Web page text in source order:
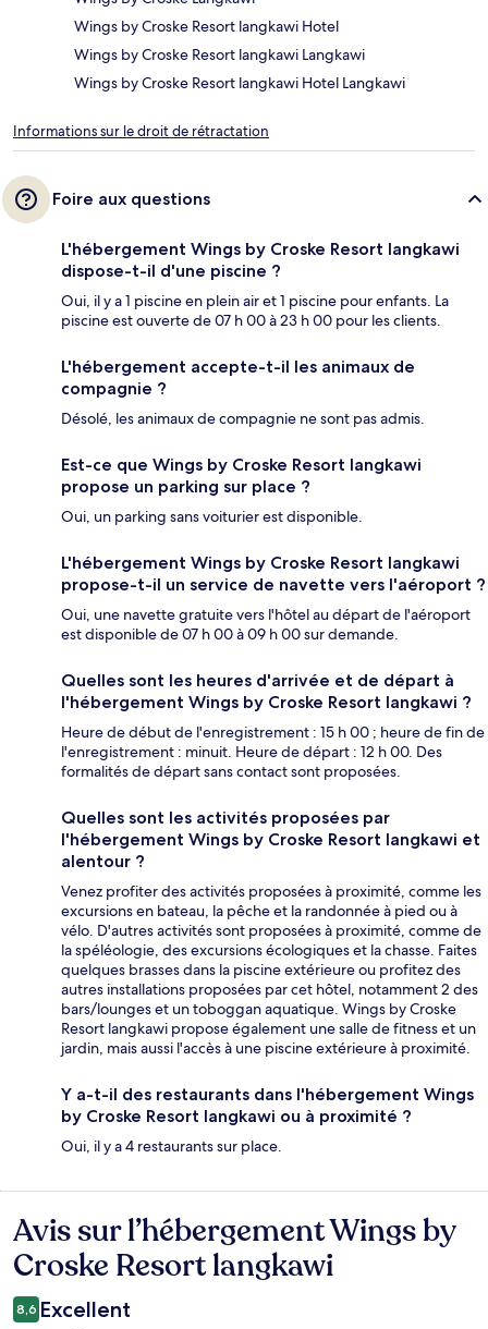
Wings by Croske Resort langkawi Hotel
Wings by Croske Resort langkawi Langkawi
Wings by Croske Resort langkawi Hotel Langkawi
Informations sur le droit de rétractation
Foire aux questions
L'hébergement Wings by Croske Resort langkawi
dispose-t-il d'une piscine ?
Oui, il y a 1 piscine en plein air et 1 piscine pour enfants. La
piscine est ouverte de 07 h 00 à 23 h 00 pour les clients.
L'hébergement accepte-t-il les animaux de
compagnie ?
Désolé, les animaux de compagnie ne sont pas admis.
Est-ce que Wings by Croske Resort langkawi
propose un parking sur place ?
Oui, un parking sans voiturier est disponible.
L'hébergement Wings by Croske Resort langkawi
propose-t-il un service de navette vers l'aéroport ?
Oui, une navette gratuite vers l'hôtel au départ de l'aéroport
est disponible de 07 h 00 à 09 h 00 sur demande.
Quelles sont les heures d'arrivée et de départ à
l'hébergement Wings by Croske Resort langkawi ?
Heure de début de l'enregistrement : 15 h 00 ; heure de fin de
l'enregistrement : minuit. Heure de départ : 12 h 00. Des
formalités de départ sans contact sont proposées.
Quelles sont les activités proposées par
l'hébergement Wings by Croske Resort langkawi et
alentour ?
Venez profiter des activités proposées à proximité, comme les
excursions en bateau, la pêche et la randonnée à pied ou à
vélo. D'autres activités sont proposées à proximité, comme de
la spéléologie, des excursions écologiques et la chasse. Faites
quelques brasses dans la piscine extérieure ou profitez des
autres installations proposées par cet hôtel, notamment 2 des
bars/lounges et un toboggan aquatique. Wings by Croske
Resort langkawi propose également une salle de fitness et un
jardin, mais aussi l'accès à une piscine extérieure à proximité.
Y a-t-il des restaurants dans l'hébergement Wings
by Croske Resort langkawi ou à proximité ?
Oui, il y a 4 restaurants sur place.
Avis
Avis sur l’hébergement Wings by
Croske Resort langkawi
8,6 Excellent